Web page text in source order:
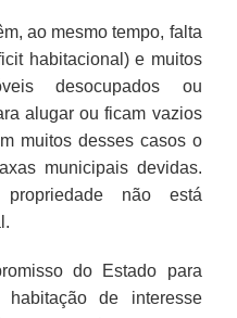
ao mesmo tempo, falta
habitacional) e muitos
desocupados ou
alugar ou ficam vazios
muitos desses casos o
municipais devidas.
não está
do Estado para
de interesse